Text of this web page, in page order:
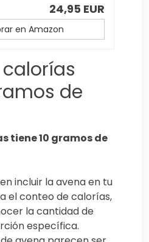
24,95 EUR
en Amazon
de
tiene 10 gramos de
incluir la avena en tu
el conteo de calorías,
la cantidad de
específica.